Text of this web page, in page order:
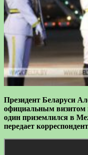
Президент Беларуси
официальным визитом
один приземлился в
передает корреспондент